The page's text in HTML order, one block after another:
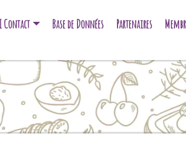
Contact Base de Données Partenaires